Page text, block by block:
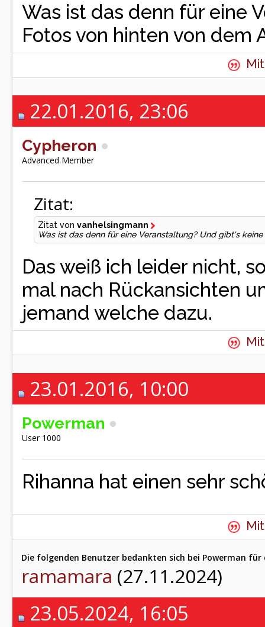
Was ist das denn für eine
Fotos von hinten von dem
22.01.2016, 23:06
Cypheron
Advanced Member
Zitat:
Zitat von vanhelsingmann
Was ist das denn für eine Veranstaltung? Und gibt's
Das weiß ich leider nicht,
mal nach Rückansichten
jemand welche dazu.
23.01.2016, 10:00
Powerman
User 1000
Rihanna hat einen sehr
Die folgenden Benutzer bedankten sich bei Powerman für
ramamara (27.11.2024)
23.05.2024, 16:05